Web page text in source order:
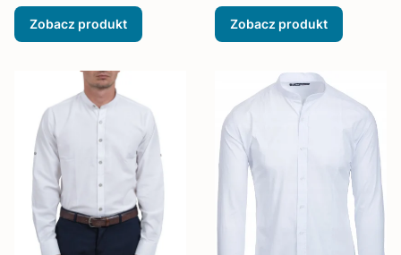
Zobacz produkt Zobacz produkt